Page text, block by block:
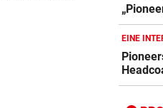
EINE
ZUM
ZUM
ZUM